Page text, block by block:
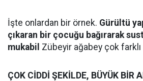
İşte onlardan bir örnek. Gürültü
çıkaran bir çocuğu bağırarak
mukabil Zübeyir ağabey çok farklı
ÇOK CİDDİ ŞEKİLDE, BÜYÜK BİR